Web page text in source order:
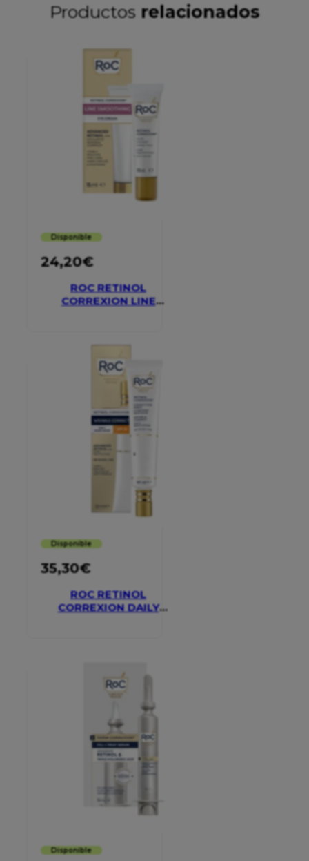
Productos relacionados
Disponible
24,20€
ROC RETINOL
CORREXION LINE
Disponible
35,30€
ROC RETINOL
CORREXION DAILY
Disponible